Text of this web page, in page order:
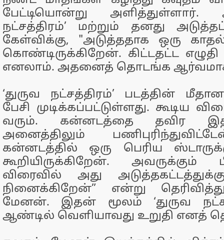
பேட்டியொன்று அளித்துள்ளார்.
நட்சத்திரம்’ மற்றும் தனது
கேள்விக்கு, "அடுத்ததாக ஒரு
கொண்டிருக்கிறேன். கிட்டதட்ட எழுதி
எனலாம். அதனைத் தொடங்க ஆர்வமாக
‘துருவ நட்சத்திரம்’ படத்தின்
பேசி முடிக்கப்பட்டுள்ளது. கூடிய
வரும். கன்னடத்தை தவிர
அனைத்திலும்
கன்னடத்தில் ஒரு பெரிய
கூறியிருக்கிறேன். அவருக்கும்
விரைவில் அது
நினைக்கிறேன்” என்று
மேனன். இதன் மூலம் ‘துருவ
ஆண்டில் வெளியாவது உறுதி எனத்